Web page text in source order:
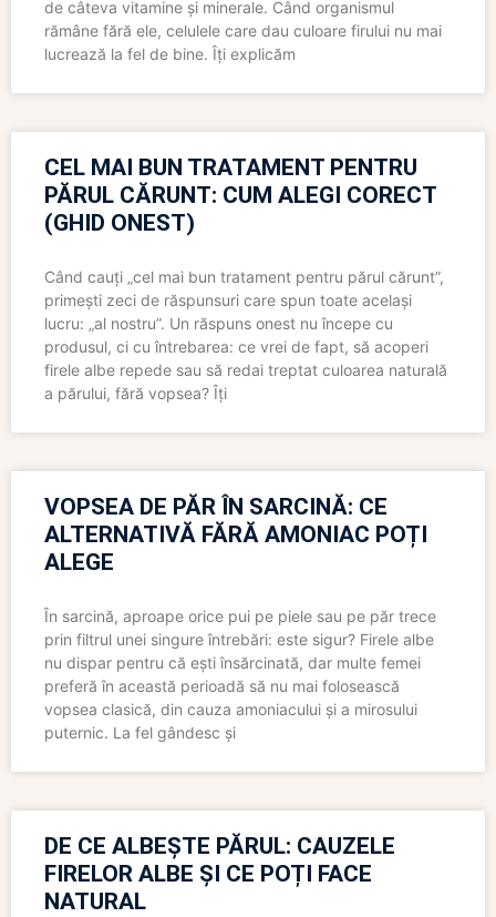
de câteva vitamine și minerale. Când organismul
rămâne fără ele, celulele care dau culoare firului nu mai
lucrează la fel de bine. Îți explicăm
CEL MAI BUN TRATAMENT PENTRU
PĂRUL CĂRUNT: CUM ALEGI CORECT
(GHID ONEST)
Când cauți „cel mai bun tratament pentru părul cărunt”,
primești zeci de răspunsuri care spun toate același
lucru: „al nostru”. Un răspuns onest nu începe cu
produsul, ci cu întrebarea: ce vrei de fapt, să acoperi
firele albe repede sau să redai treptat culoarea naturală
a părului, fără vopsea? Îți
VOPSEA DE PĂR ÎN SARCINĂ: CE
ALTERNATIVĂ FĂRĂ AMONIAC POȚI
ALEGE
În sarcină, aproape orice pui pe piele sau pe păr trece
prin filtrul unei singure întrebări: este sigur? Firele albe
nu dispar pentru că ești însărcinată, dar multe femei
preferă în această perioadă să nu mai folosească
vopsea clasică, din cauza amoniacului și a mirosului
puternic. La fel gândesc și
DE CE ALBEȘTE PĂRUL: CAUZELE
FIRELOR ALBE ȘI CE POȚI FACE
NATURAL